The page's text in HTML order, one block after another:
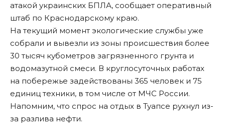
атакой украинских БПЛА, сообщает оперативный
штаб по Краснодарскому краю.
На текущий момент экологические службы уже
собрали и вывезли из зоны происшествия более
30 тысяч кубометров загрязненного грунта и
водомазутной смеси. В круглосуточных работах
на побережье задействованы 365 человек и 75
единиц техники, в том числе от МЧС России.
Напомним, что спрос на отдых в Туапсе рухнул из-
за разлива нефти.